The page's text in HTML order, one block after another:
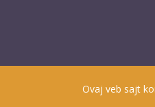
Prisutni od 2010.
Ovaj veb sajt